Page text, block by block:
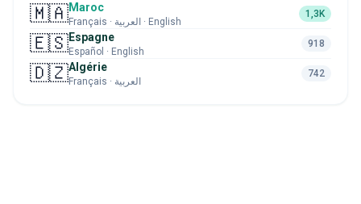
🇲🇦Maroc
Français · العربية · English
1,3K
🇪🇸Espagne
Español · English
918
🇩🇿Algérie
Français · العربية
742